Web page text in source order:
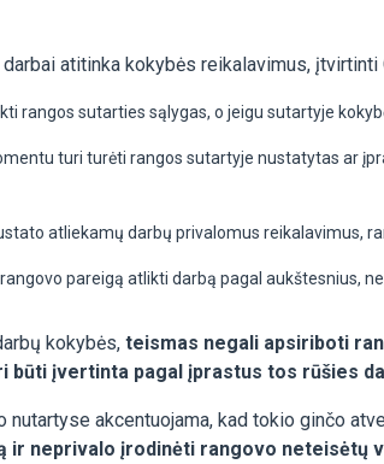
atitinka kokybės reikalavimus, įtvirtinti
rangos sutarties sąlygas, o jeigu sutartyje
turi turėti rangos sutartyje nustatytas ar
atliekamų darbų privalomus reikalavimus,
pareigą atlikti darbą pagal aukštesnius,
kokybės, teismas negali apsiriboti
būti įvertinta pagal įprastus tos rūšies
akcentuojama, kad tokio ginčo
neprivalo įrodinėti rangovo neteisėtų